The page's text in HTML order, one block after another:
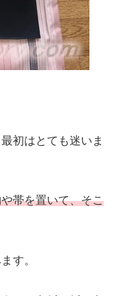
初はとても迷いま
帯を置いて、そこ
す。